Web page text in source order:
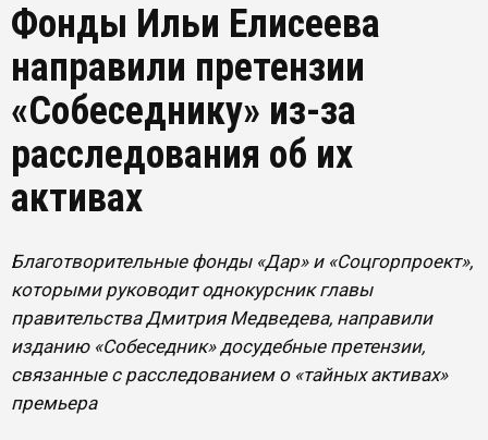
Фонды Ильи Елисеева
направили претензии
«Собеседнику» из-за
расследования об их
активах
Благотворительные фонды «Дар» и «Соцгорпроект»,
которыми руководит однокурсник главы
правительства Дмитрия Медведева, направили
изданию «Собеседник» досудебные претензии,
связанные с расследованием о «тайных активах»
премьера